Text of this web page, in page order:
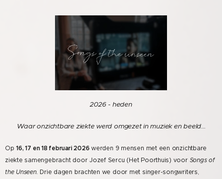
2026 - heden
Waar onzichtbare ziekte werd omgezet in muziek en beeld...
Op16, 17 en 18 februari 2026 werden 9 mensen met een onzichtbare
ziekte samengebracht door Jozef Sercu (Het Poorthuis) voor Songs of
the Unseen. Drie dagen brachten we door met singer-songwriters,